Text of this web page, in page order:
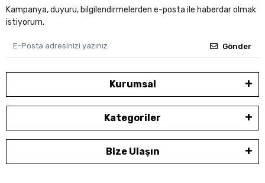
Kampanya, duyuru, bilgilendirmelerden e-posta ile haberdar olmak
istiyorum.
Gönder
Kurumsal
Kategoriler
Bize Ulaşın